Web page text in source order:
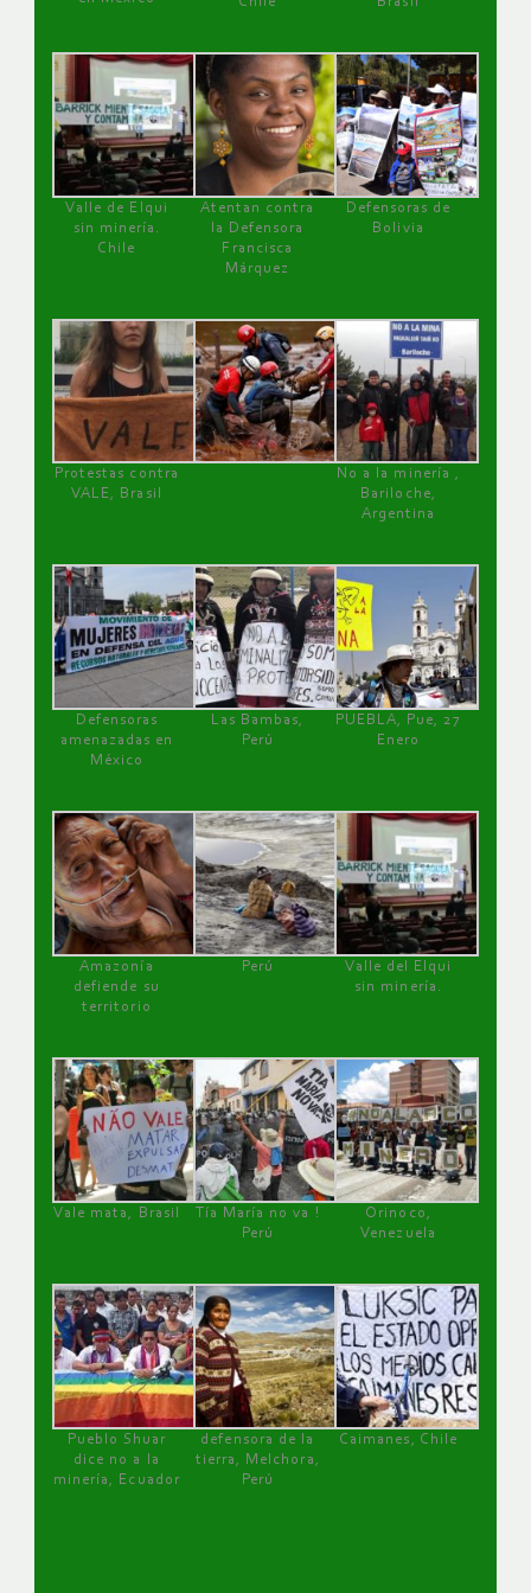
Valle de Elqui
sin minería.
Chile
Atentan contra
la Defensora
Francisca
Márquez
Defensoras de
Bolivia
Protestas contra
VALE, Brasil
No a la minería ,
Bariloche,
Argentina
Defensoras
amenazadas en
México
Las Bambas,
Perú
PUEBLA, Pue, 27
Enero
Amazonía
defiende su
territorio
Perú
Valle del Elqui
sin minería.
Vale mata, Brasil
Tía María no va !
Perú
Orinoco,
Venezuela
Pueblo Shuar
dice no a la
minería, Ecuador
defensora de la
tierra, Melchora,
Perú
Caimanes, Chile